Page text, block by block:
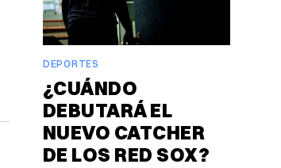
DEPORTES
¿CUÁNDO
DEBUTARÁ EL
NUEVO CATCHER
DE LOS RED SOX?